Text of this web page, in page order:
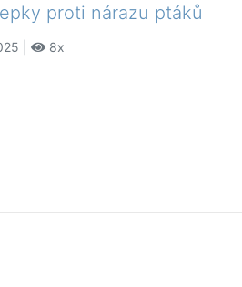
proti nárazu ptáků
| 8x